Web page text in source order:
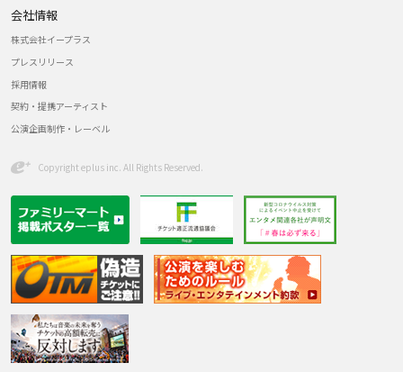
会社情報
株式会社イープラス
プレスリリース
採用情報
契約・提携アーティスト
公演企画制作・レーベル
Copyright eplus inc. All Rights Reserved.